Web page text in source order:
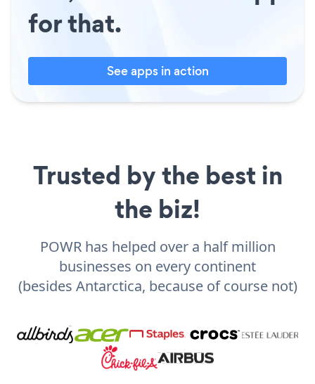
for that.
See apps in action
Trusted by the best in
the biz!
POWR has helped over a half million
businesses on every continent
(besides Antarctica, because of course not)